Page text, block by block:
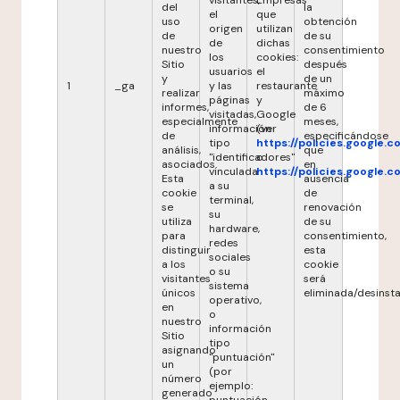
1 _ga
del
uso
de
nuestro
Sitio
y
realizar
informes,
especialmente
de
análisis,
asociados.
Esta
cookie
se
utiliza
para
distinguir
a los
visitantes
únicos
en
nuestro
Sitio
asignando
un
número
generado
el
origen
de
los
usuarios
y las
páginas
visitadas,
información
tipo
"identificadores"
vinculada
a su
terminal,
su
hardware,
redes
sociales
o su
sistema
operativo,
o
información
tipo
"puntuación"
(por
ejemplo:
que
utilizan
dichas
cookies:
el
restaurante
y
Google
(ver
https://
o
https://
la
obtención
de su
consentimiento
después
de un
máximo
de 6
meses,
especificándose
que
en
ausencia
de
renovación
de su
consentimiento,
esta
cookie
será
eliminada/